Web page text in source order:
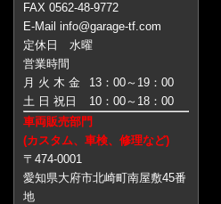
FAX 0562-48-9772
E-Mail info@garage-tf.com
定休日 水曜
営業時間
月 火 木 金
13：00～19：00
土 日 祝日
10：00～18：00
車両販売部門
(カスタム、車検、修理など)
〒474-0001
愛知県大府市北崎町南屋敷45番
地